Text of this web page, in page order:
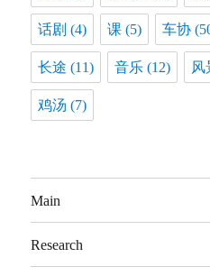
话剧 (4) 课 (5) 车协
长途 (11) 音乐 (12) 风
鸡汤 (7)
Main
Research